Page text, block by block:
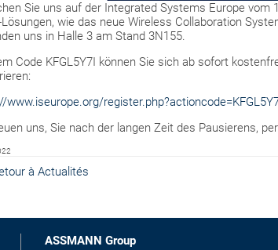
Sie uns auf der Integrated Systems Europe vom
Lösungen, wie das neue Wireless Collaboration
uns in Halle 3 am Stand 3N155.
Code KFGL5Y7I können Sie sich ab sofort
www.iseurope.org/
uns, Sie nach der langen Zeit des Pausierens,
à Actualités
ASSMANN Group